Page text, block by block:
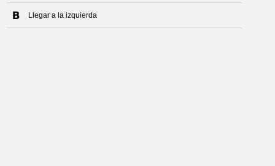
Llegar a la izquierda